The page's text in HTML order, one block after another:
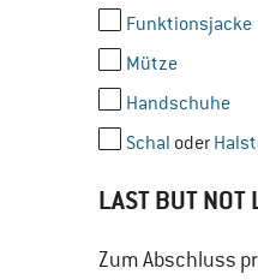
Funktionsjacke
Mütze
Handschuhe
Schal oder
LAST BUT NOT
Zum Abschluss